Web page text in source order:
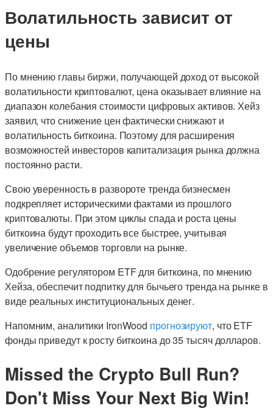
Волатильность зависит от
цены
По мнению главы биржи, получающей доход от высокой
волатильности криптовалют, цена оказывает влияние на
диапазон колебания стоимости цифровых активов. Хейз
заявил, что снижение цен фактически снижают и
волатильность биткоина. Поэтому для расширения
возможностей инвесторов капитализация рынка должна
постоянно расти.
Свою уверенность в развороте тренда бизнесмен
подкрепляет историческими фактами из прошлого
криптовалюты. При этом циклы спада и роста цены
биткоина будут проходить все быстрее, учитывая
увеличение объемов торговли на рынке.
Одобрение регулятором ETF для биткоина, по мнению
Хейза, обеспечит подпитку для бычьего тренда на рынке в
виде реальных институциональных денег.
Напомним, аналитики IronWood прогнозируют, что ETF
фонды приведут к росту биткоина до 35 тысяч долларов.
Missed the Crypto Bull Run?
Don't Miss Your Next Big Win!